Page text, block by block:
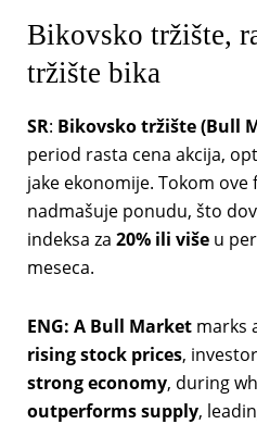
Bikovsko tržište,
tržište bika
SR: Bikovsko tržište (Bull
period rasta cena akcija,
jake ekonomije. Tokom ove
nadmašuje ponudu, što
indeksa za 20% ili višeu
meseca.
ENG: A Bull Marketmarks
rising stock prices,
strong economy, during
outperforms supply,